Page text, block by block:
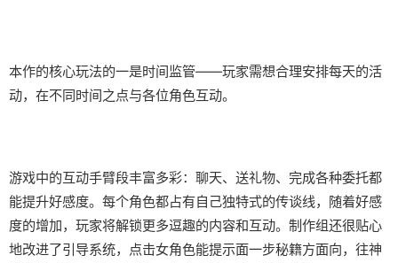
本作的核心玩法的一是时间监管——玩家需想合理安排每天的活
动，在不同时间之点与各位角色互动。
游戏中的​​互动手臂段丰富多彩​​：聊天、送礼物、完成各种委托都
能提升好感度。每个角色都占有自己独特式的传谈线，随着好感
度的增加，玩家将解锁更多逗趣的内容和互动。制作组还很贴心
地改进了引导系统，点击女角色能提示面一步秘籍方面向，往神